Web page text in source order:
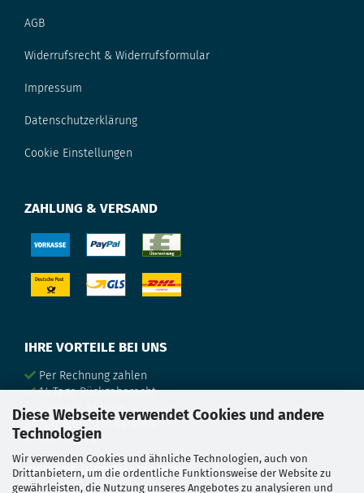
Diese Webseite verwendet Cookies und andere
Technologien
Wir verwenden Cookies und ähnliche Technologien, auch von
Drittanbietern, um die ordentliche Funktionsweise der Website zu
gewährleisten, die Nutzung unseres Angebotes zu analysieren und
AGB
Widerrufsrecht & Widerrufsformular
Impressum
Datenschutzerklärung
Cookie Einstellungen
ZAHLUNG & VERSAND
IHRE VORTEILE BEI UNS
Per Rechnung zahlen
14 Tage Rückgaberecht
Callback Service
Zufriedenheitsgarantie
Top Service
WEITERE INFORMATIONEN